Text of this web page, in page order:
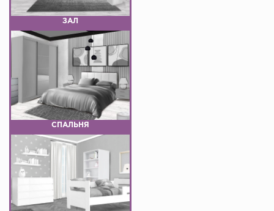
ЗАЛ
СПАЛЬНЯ